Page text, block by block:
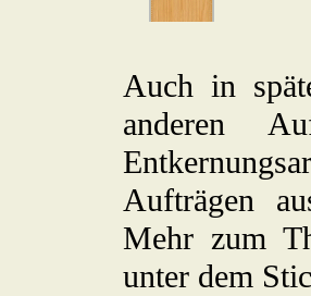
Auch in
anderen
Aufträgen
Mehr zum
unter dem